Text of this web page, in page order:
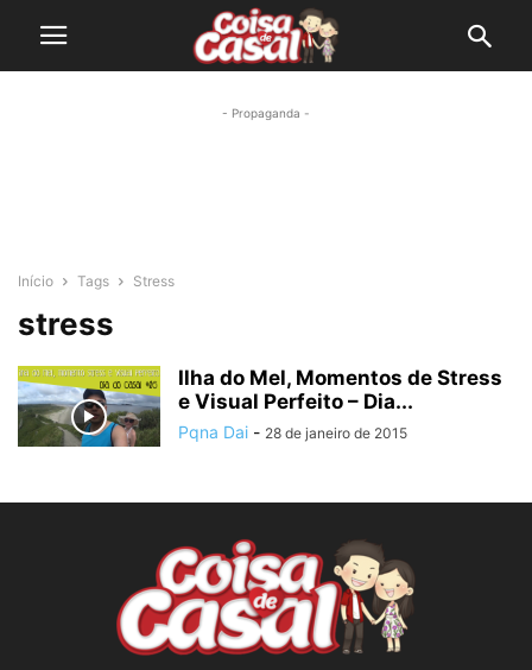
- Propaganda -
Início Tags Stress
stress
Ilha do Mel, Momentos de Stress
e Visual Perfeito – Dia...
Pqna Dai - 28 de janeiro de 2015